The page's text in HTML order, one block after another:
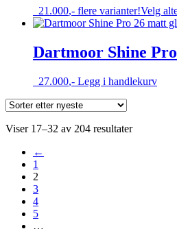
21.000,- flere varianter!Velg
Dartmoor Shine
27.000,- Legg i handlekurv
Viser 17–32 av 204 resultaterSortert
←
1
2
3
4
5
…